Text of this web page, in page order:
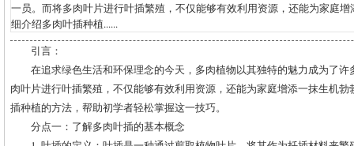
一员。而将多肉叶片进行叶插繁殖，不仅能够有效利用资源，还能为家庭
细介绍多肉叶插种植......
引言：
在追求绿色生活和环保理念的今天，多肉植物以其独特的魅力成为了
肉叶片进行叶插繁殖，不仅能够有效利用资源，还能为家庭增添一抹生机
插种植的方法，帮助初学者轻松掌握这一技巧。
分点一：了解多肉叶插的基本概念